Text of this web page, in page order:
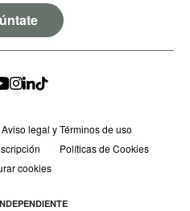
Aviso legal y Términos de uso
Políticas de Cookies
cookies